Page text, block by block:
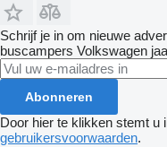
Schrijf je in om nieuwe
buscampers Volkswagen
Abonneren
Door hier te klikken stemt u
gebruikersvoorwaarden.